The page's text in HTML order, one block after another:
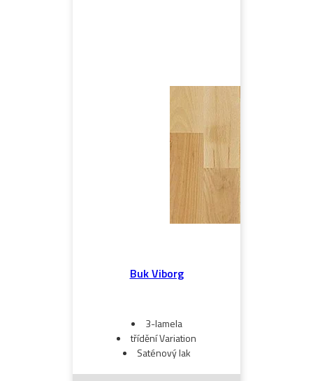
Buk Viborg
3-lamela
třídění Variation
Saténový lak